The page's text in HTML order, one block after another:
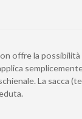
offre la possibilità
La sacca